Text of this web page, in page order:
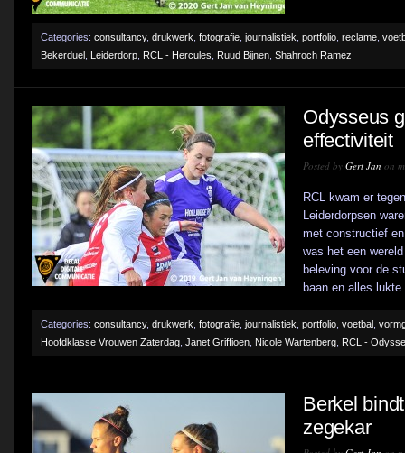
Categories: consultancy, drukwerk fotografie journalistiek portfolio reclame
Bekerduel Leiderdorp RCL - Hercules Ruud Bijnen Shahroch Ramez
Odysseus
effectiviteit
Posted by Gert Jan on
RCL kwam er
Leiderdorpsen
met constructief
was het een
beleving voor de
baan en alles
Categories: consultancy, drukwerk fotografie journalistiek portfolio voetbal
Hoofdklasse Vrouwen Zaterdag Janet Griffioen Nicole Wartenberg RCL -
Berkel
zegekar